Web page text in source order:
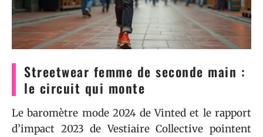
Streetwear femme de seconde main :
le circuit qui monte
Le baromètre mode 2024 de Vinted et le rapport
d’impact 2023 de Vestiaire Collective pointent